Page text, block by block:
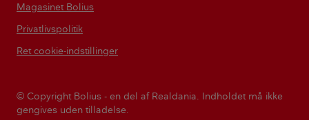
Magasinet Bolius
Privatlivspolitik
Ret cookie-indstillinger
© Copyright Bolius - en del af Realdania. Indholdet må ikke
gengives uden tilladelse.